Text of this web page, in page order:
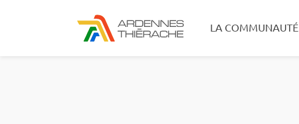
LA COMMUNAUTÉ